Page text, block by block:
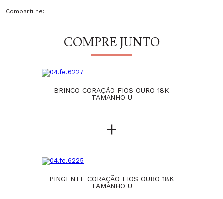
Compartilhe:
COMPRE JUNTO
BRINCO CORAÇÃO FIOS OURO 18K
TAMANHO U
+
PINGENTE CORAÇÃO FIOS OURO 18K
TAMANHO U